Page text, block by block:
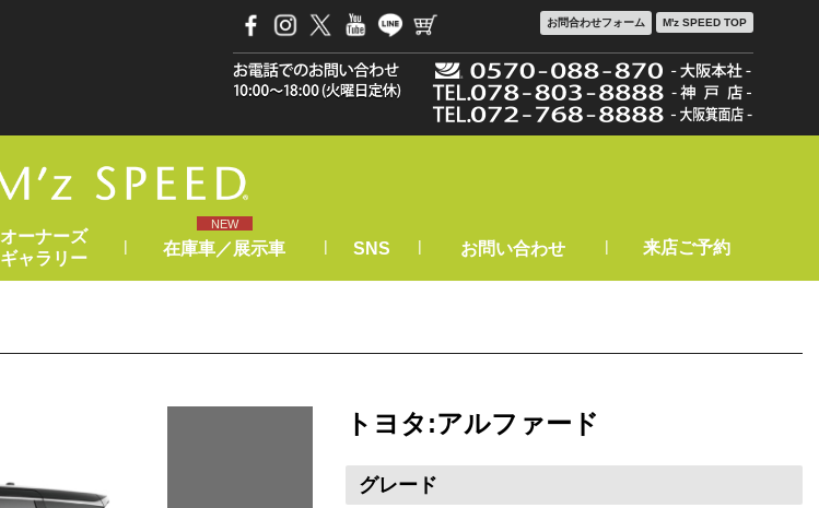
お問合わせフォーム M'z SPEED TOP
オーナーズ
ギャラリー
|
NEW
在庫車／展示車 | SNS | お問い合わせ | 来店ご予約
トヨタ:アルファード
グレード